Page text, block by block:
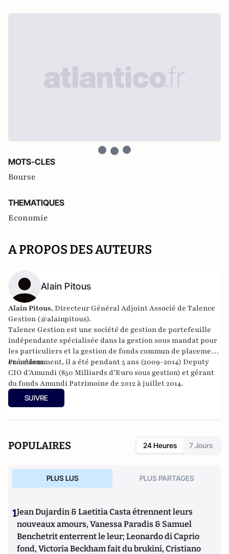
MOTS-CLES
Bourse
THEMATIQUES
Economie
A PROPOS DES AUTEURS
Alain Pitous
Alain Pitous, Directeur Général Adjoint Associé de Talence
Gestion (@alainpitous).
Talence Gestion est une société de gestion de portefeuille
indépendante spécialisée dans la gestion sous mandat pour
les particuliers et la gestion de fonds commun de placement
en actions.
Précédemment, il a été pendant 5 ans (2009-2014) Deputy
CIO d’Amundi (850 Milliards d’Euro sous gestion) et gérant
du fonds Amundi Patrimoine de 2012 à juillet 2014.
SUIVRE
POPULAIRES 24 Heures 7 Jours
PLUS LUS PLUS PARTAGES
1Jean Dujardin & Laetitia Casta étrennent leurs
nouveaux amours, Vanessa Paradis & Samuel
Benchetrit enterrent le leur; Leonardo di Caprio
fond, Victoria Beckham fait du brukini, Cristiano